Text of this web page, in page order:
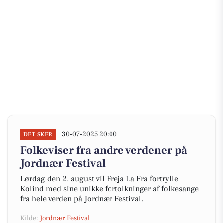
DET SKER 30-07-2025 20:00
Folkeviser fra andre verdener på
Jordnær Festival
Lørdag den 2. august vil Freja La Fra fortrylle
Kolind med sine unikke fortolkninger af folkesange
fra hele verden på Jordnær Festival.
Kilde: Jordnær Festival